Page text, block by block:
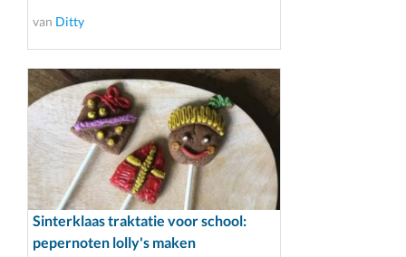
van Ditty
Sinterklaas traktatie voor school:
pepernoten lolly's maken